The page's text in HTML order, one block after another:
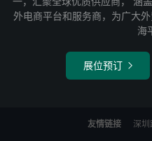
外电商平台和服务商，为广大
海
展位预订 
友情链接 深